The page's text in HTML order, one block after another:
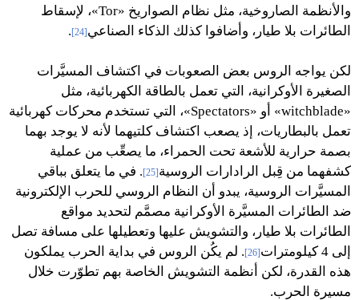
والأنظمة الصاروخية، مثل نظام الصواريخ «Tor»، لإسقاط
الطائرات بلا طيار، وأضافوا كذلك الذكاء الصناعي[24]
.
لكن يواجه الروس بعض الصعوبات في اكتشاف المسيَّرات
الصغيرة الأوكرانية، التي تعمل بالطاقة الكهربائية، مثل
«witchblade» أو «Spectators»، التي تستخدم محركات كهربائية
تعمل بالبطاريات، إذ يصعب اكتشاف كلتيهما لأنه لا يوجد بهما
بصمة حرارية للأشعة تحت الحمراء، ما يصعِّب من عملية
كشفهما من قِبل الرادارات الروسية[25]
. في ما يتعلق بباقي
المسيَّرات الروسية، يبدو أن النظام الروسي للحرب الإلكترونية
ضد الطائرات المسيَّرة الأوكرانية مصمَّم لتحديد مواقع
الطائرات بلا طيار، والتشويش عليها وتعطيلها على مسافة تصل
إلى 4 كيلومترات
[26]
. لم يكُن الروس في بداية الحرب يملكون
هذه القدرة، لكن أنظمة التشويش الخاصة بهم تطوّرت خلال
مسيرة الحرب.